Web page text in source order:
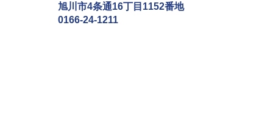
旭川市4条通16丁目1152番地
0166-24-1211